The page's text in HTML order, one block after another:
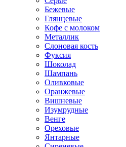
Бежевые
Глянцевые
Кофе с молоком
Металлик
Слоновая кость
Фуксия
Шоколад
Шампань
Оливковые
Оранжевые
Вишневые
Изумрудные
Венге
Ореховые
Янтарные